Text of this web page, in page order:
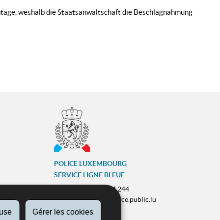
Gérer les cookies
weshalb die Staatsanwaltschaft die Beschlagnahmung
POLICE LUXEMBOURG
SERVICE LIGNE BLEUE
(+352) 244 244 244
E-mail : contact@police.public.lu
Urgences : 113